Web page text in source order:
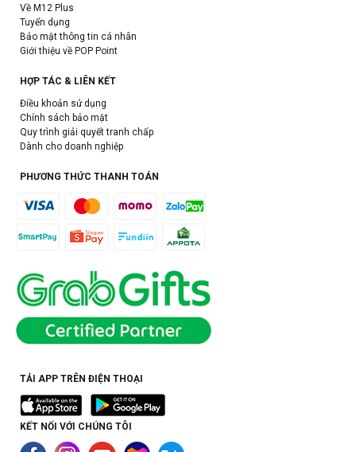
Về M12 Plus
Tuyển dụng
Bảo mật thông tin cá nhân
Giới thiệu về POP Point
HỢP TÁC & LIÊN KẾT
Điều khoản sử dụng
Chính sách bảo mật
Quy trình giải quyết tranh chấp
Dành cho doanh nghiệp
PHƯƠNG THỨC THANH TOÁN
TẢI APP TRÊN ĐIỆN THOẠI
KẾT NỐI VỚI CHÚNG TÔI